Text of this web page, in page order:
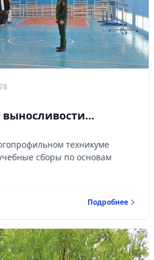
силы и выносливости…
техникуме
сборы по основам
Подробнее